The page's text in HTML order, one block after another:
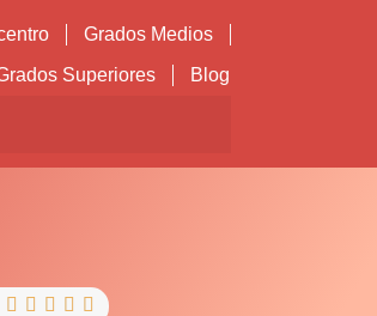
Grados Medios
Superiores
Blog
    